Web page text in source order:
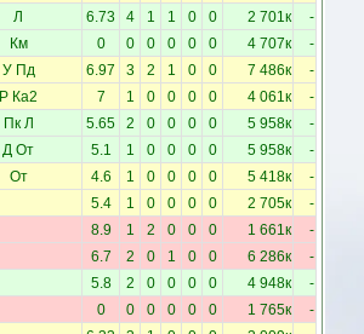
Л 6.73 4 1 1 0 0 2 701к -
Км 0 0 0 0 0 0 4 707к -
У Пд 6.97 3 2 1 0 0 7 486к -
Р Ка2 7 1 0 0 0 0 4 061к -
Пк Л 5.65 2 0 0 0 0 5 958к -
Д От 5.1 1 0 0 0 0 5 958к -
От 4.6 1 0 0 0 0 5 418к -
5.4 1 0 0 0 0 2 705к -
8.9 1 2 0 0 0 1 661к -
6.7 2 0 1 0 0 6 286к -
5.8 2 0 0 0 0 4 948к -
0 0 0 0 0 0 1 765к -